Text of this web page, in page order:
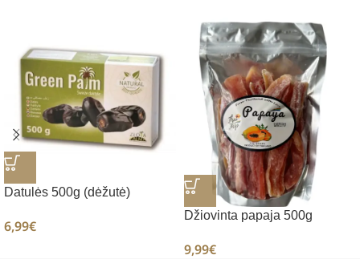
Datulės 500g (dėžutė)
6,99€
Džiovinta papaja 500g
9,99€